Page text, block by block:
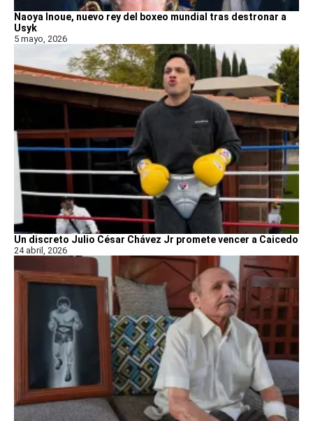
Naoya Inoue, nuevo rey del boxeo mundial tras destronar a
Usyk
5 mayo, 2026
Un discreto Julio César Chávez Jr promete vencer a Caicedo
24 abril, 2026